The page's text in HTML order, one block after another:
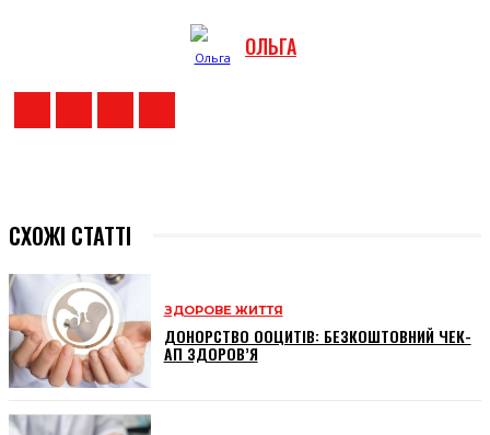
ОЛЬГА
СХОЖІ СТАТТІ
ЗДОРОВЕ ЖИТТЯ
ДОНОРСТВО ООЦИТІВ: БЕЗКОШТОВНИЙ ЧЕК-
АП ЗДОРОВ’Я